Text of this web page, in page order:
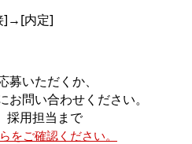
]→[内定]
いただくか、
問い合わせください。
用担当まで
ご確認ください。